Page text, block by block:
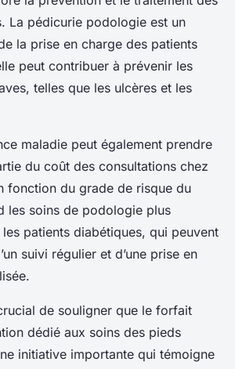
La pédicurie podologie est un
la prise en charge des patients
peut contribuer à prévenir les
telles que les ulcères et les
maladie peut également prendre
du coût des consultations chez
fonction du grade de risque du
les soins de podologie plus
patients diabétiques, qui peuvent
suivi régulier et d’une prise en
de souligner que le forfait
dédié aux soins des pieds
initiative importante qui témoigne